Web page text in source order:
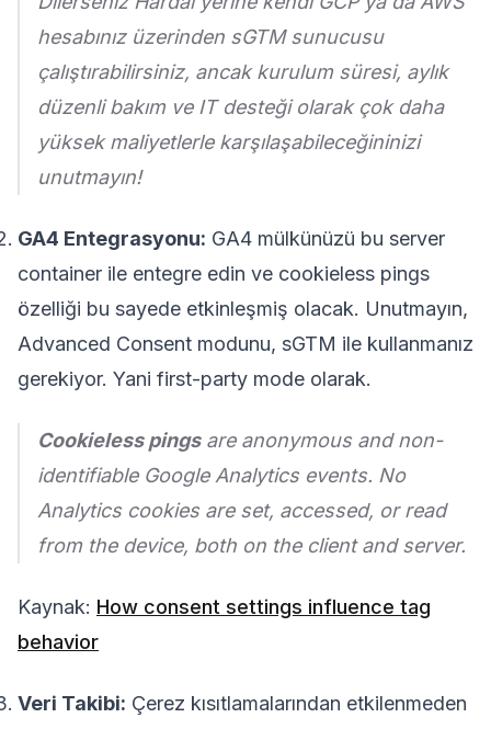
hesabınız üzerinden sGTM sunucusu
çalıştırabilirsiniz, ancak kurulum süresi, aylık
düzenli bakım ve IT desteği olarak çok daha
yüksek maliyetlerle karşılaşabileceğininizi
unutmayın!
GA4 Entegrasyonu: GA4 mülkünüzü bu server
container ile entegre edin ve cookieless pings
özelliği bu sayede etkinleşmiş olacak. Unutmayın,
Advanced Consent modunu, sGTM ile kullanmanız
gerekiyor. Yani first-party mode olarak.
Cookieless pingsare anonymous and non-
identifiable Google Analytics events. No
Analytics cookies are set, accessed, or read
from the device, both on the client and server.
Kaynak: How consent settings influence tag
behavior
Veri Takibi: Çerez kısıtlamalarından etkilenmeden